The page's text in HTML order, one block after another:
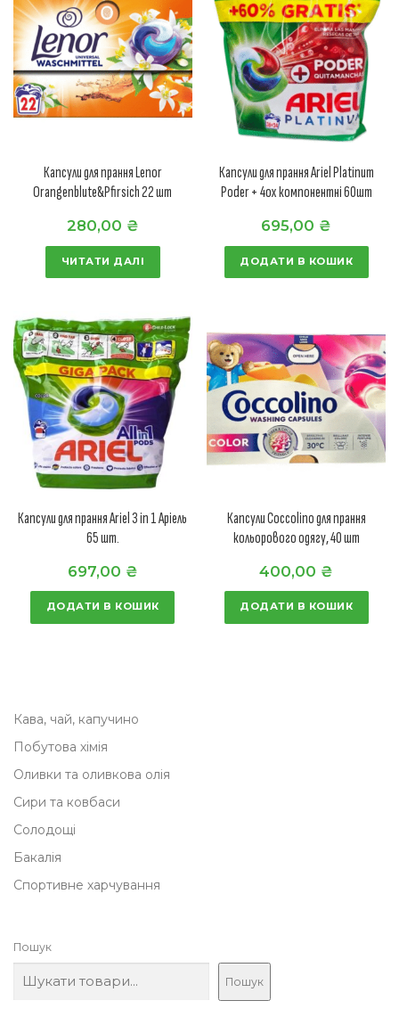
Капсули для прання Lenor
Orangenblute&Pfirsich 22 шт
280,00 ₴
ЧИТАТИ ДАЛІ
Капсули для прання Ariel Platinum
Poder + 4ох компонентні 60шт
695,00 ₴
ДОДАТИ В КОШИК
Капсули для прання Ariel 3 in 1 Аріель
65 шт.
697,00 ₴
ДОДАТИ В КОШИК
Капсули Coccolino для прання
кольорового одягу, 40 шт
400,00 ₴
ДОДАТИ В КОШИК
Кава, чай, капучино
Побутова хімія
Оливки та оливкова олія
Сири та ковбаси
Солодощі
Бакалія
Спортивне харчування
Пошук
Пошук